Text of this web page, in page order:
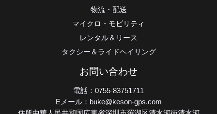
物流・配送
マイクロ・モビリティ
レンタル＆リース
タクシー＆ライドヘイリング
お問い合わせ
電話：0755-83751711
Eメール：buke@keson-gps.com